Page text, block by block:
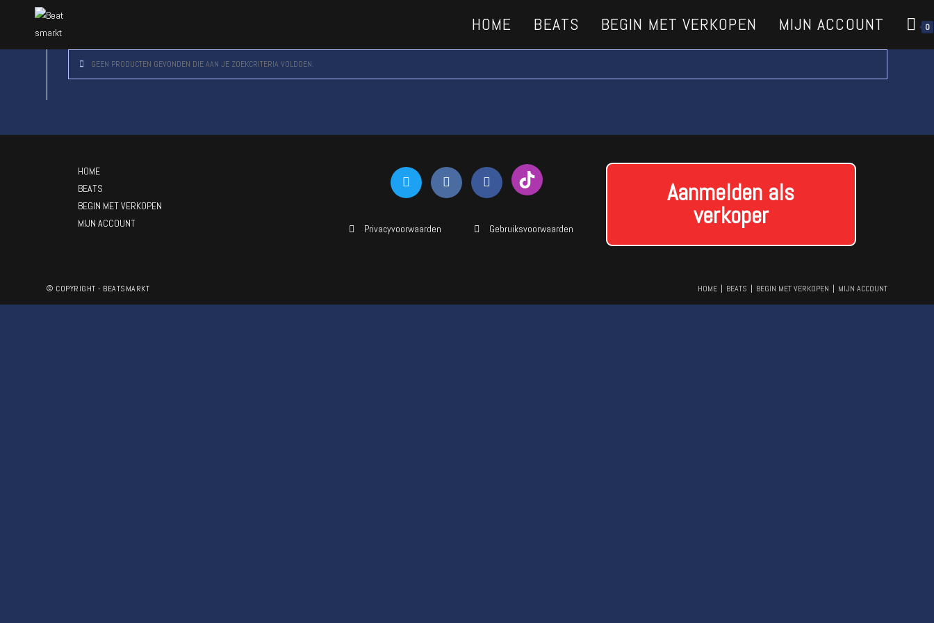
HOME BEATS BEGIN MET VERKOPEN MIJN ACCOUNT 0
GEEN PRODUCTEN GEVONDEN DIE AAN JE ZOEKCRITERIA VOLDOEN.
HOME
BEATS
BEGIN MET VERKOPEN
MIJN ACCOUNT
Privacyvoorwaarden Gebruiksvoorwaarden
Aanmelden als
verkoper
HOME BEATS BEGIN MET VERKOPEN MIJN ACCOUNT
© COPYRIGHT - BEATSMARKT